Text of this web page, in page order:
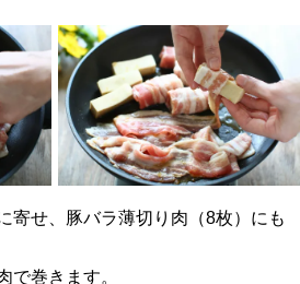
寄せ、豚バラ薄切り肉（8枚）にも
で巻きます。